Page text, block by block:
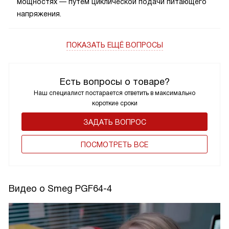
Есть вопросы о товаре?
Наш специалист постарается ответить в максимально
короткие сроки
ЗАДАТЬ ВОПРОС
ПОCМОТРЕТЬ ВСЕ
напряжения.
ПОКАЗАТЬ ЕЩЁ ВОПРОСЫ
Видео о Smeg PGF64-4